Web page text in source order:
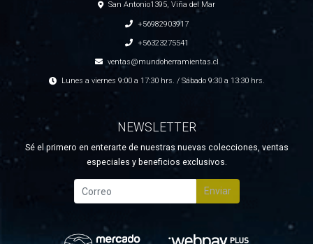
San Antonio1395, Viña del Mar
+56982903917
+56323275541
ventas@mundoherramientas.cl
Lunes a viernes 9:00 a 17:30 hrs. / Sábado 9:30 a 13:30 hrs.
NEWSLETTER
Sé el primero en enterarte de nuestras nuevas colecciones, ventas
especiales y beneficios exclusivos.
Enviar